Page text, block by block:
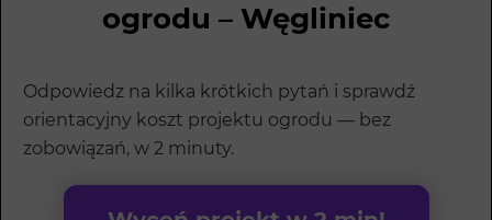
ogrodu – Węgliniec
Odpowiedz na kilka krótkich pytań i sprawdź
orientacyjny koszt projektu ogrodu — bez
zobowiązań, w 2 minuty.